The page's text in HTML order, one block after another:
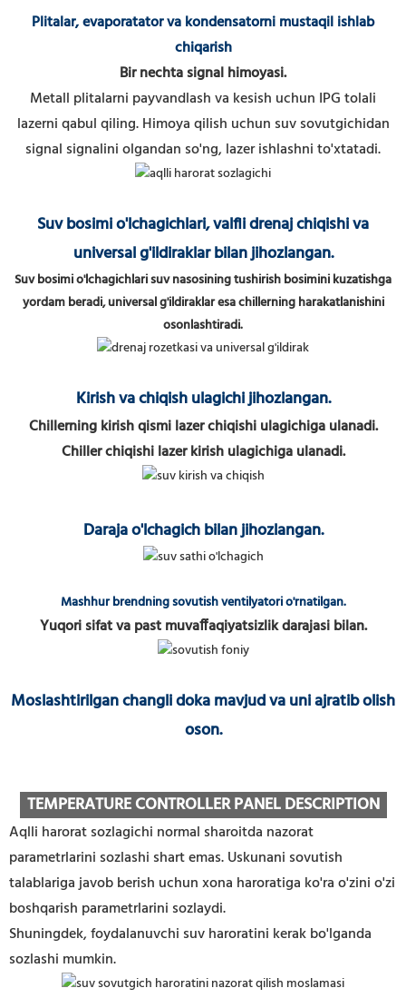
Plitalar, evaporatator va kondensatorni mustaqil ishlab
chiqarish
Bir nechta signal himoyasi.
Metall plitalarni payvandlash va kesish uchun IPG tolali
lazerni qabul qiling.Himoya qilish uchun suv sovutgichidan
signal signalini olgandan so'ng, lazer ishlashni to'xtatadi.
Suv bosimi o'lchagichlari, valfli drenaj chiqishi va
universal g'ildiraklar bilan jihozlangan.
Suv bosimi o'lchagichlari suv nasosining tushirish bosimini kuzatishga
yordam beradi, universal g'ildiraklar esa chillerning harakatlanishini
osonlashtiradi.
Kirish va chiqish ulagichi jihozlangan.
Chillerning kirish qismi lazer chiqishi ulagichiga ulanadi.
Chiller chiqishi lazer kirish ulagichiga ulanadi.
Daraja o'lchagich bilan jihozlangan.
Mashhur brendning sovutish ventilyatori o'rnatilgan.
Yuqori sifat va past muvaffaqiyatsizlik darajasi bilan.
Moslashtirilgan changli doka mavjud va uni ajratib olish
oson.
TEMPERATURE CONTROLLER PANEL DESCRIPTION
Aqlli harorat sozlagichi normal sharoitda nazorat
parametrlarini sozlashi shart emas. Uskunani sovutish
talablariga javob berish uchun xona haroratiga ko'ra o'zini o'zi
boshqarish parametrlarini sozlaydi.
Shuningdek, foydalanuvchi suv haroratini kerak bo'lganda
sozlashi mumkin.